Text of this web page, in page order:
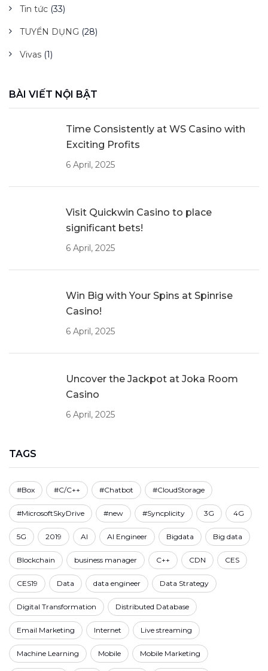
Tin tức (33)
TUYỂN DỤNG (28)
Vivas (1)
BÀI VIẾT NỘI BẬT
Time Consistently at WS Casino with
Exciting Profits
6 April, 2025
Visit Quickwin Casino to place
significant bets!
6 April, 2025
Win Big with Your Spins at Spinrise
Casino!
6 April, 2025
Uncover the Jackpot at Joka Room
Casino
6 April, 2025
TAGS
#Box #C/C++ #Chatbot #CloudStorage
#MicrosoftSkyDrive #new #Syncplicity 3G 4G
5G 2019 AI AI Engineer Bigdata Big data
Blockchain business manager C++ CDN CES
CES19 Data data engineer Data Strategy
Digital Transformation Distributed Database
Email Marketing Internet Live streaming
Machine Learning Mobile Mobile Marketing